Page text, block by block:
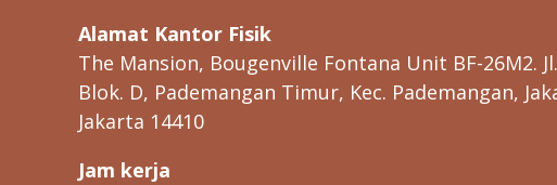
Alamat Kantor Fisik
The Mansion, Bougenville Fontana Unit BF-26M2.
Blok. D, Pademangan Timur, Kec. Pademangan,
Jakarta 14410
Jam kerja